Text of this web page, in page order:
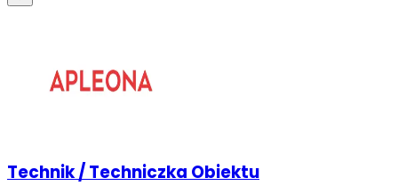
Technik / Techniczka Obiektu